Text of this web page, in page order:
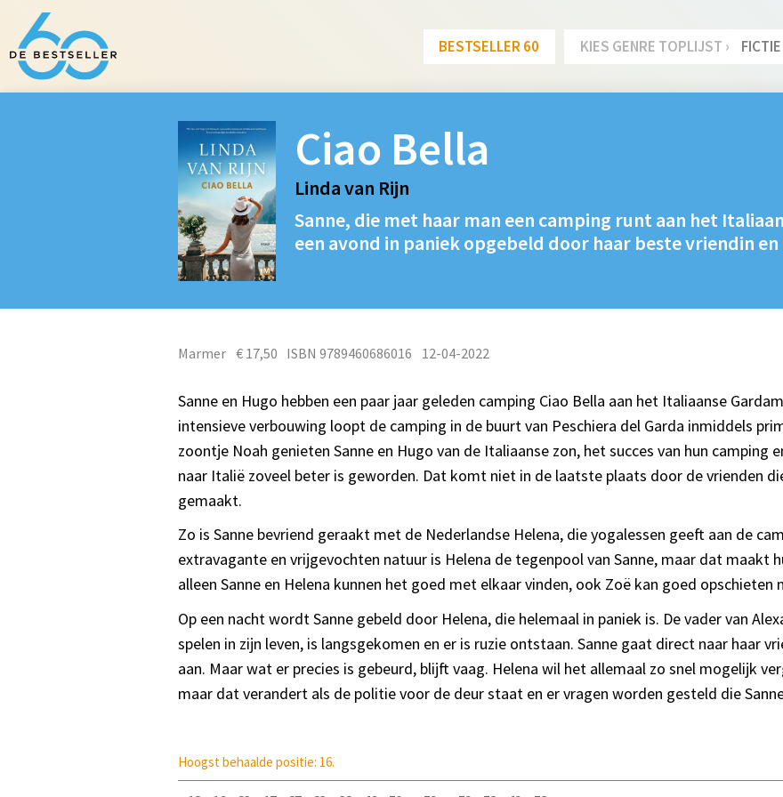
BESTSELLER 60 KIES GENRE TOPLIJST › FICTIE
Ciao Bella
Linda van Rijn
Sanne, die met haar man een camping runt aan het
een avond in paniek opgebeld door haar beste vriendin
Marmer € 17,50 ISBN 9789460686016 12-04-2022
Sanne en Hugo hebben een paar jaar geleden camping Ciao Bella aan het Italiaanse
intensieve verbouwing loopt de camping in de buurt van Peschiera del Garda inmiddels
zoontje Noah genieten Sanne en Hugo van de Italiaanse zon, het succes van hun camping
naar Italië zoveel beter is geworden. Dat komt niet in de laatste plaats door de vrienden
gemaakt.
Zo is Sanne bevriend geraakt met de Nederlandse Helena, die yogalessen geeft aan de
extravagante en vrijgevochten natuur is Helena de tegenpool van Sanne, maar dat maakt
alleen Sanne en Helena kunnen het goed met elkaar vinden, ook Zoë kan goed opschieten
Op een nacht wordt Sanne gebeld door Helena, die helemaal in paniek is. De vader van
spelen in zijn leven, is langsgekomen en er is ruzie ontstaan. Sanne gaat direct naar haar
aan. Maar wat er precies is gebeurd, blijft vaag. Helena wil het allemaal zo snel mogelijk
maar dat verandert als de politie voor de deur staat en er vragen worden gesteld die
Hoogst behaalde positie: 16.